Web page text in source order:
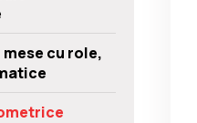
cu role,